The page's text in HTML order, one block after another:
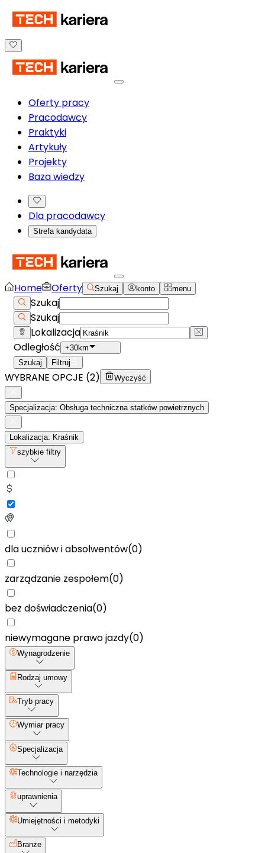
Oferty pracy
Pracodawcy
Praktyki
Artykuły
Projekty
Baza wiedzy
Dla pracodawcy
Strefa kandydata
Home Oferty Szukaj konto menu
Szukaj
Szukaj
Lokalizacja
Odległość +30km
Szukaj
Filtruj
WYBRANE OPCJE (2) Wyczyść
Specjalizacja: Obsługa techniczna statków powietrznych
Lokalizacja: Kraśnik
szybkie filtry
dla uczniów i absolwentów(0)
zarządzanie zespołem(0)
bez doświadczenia(0)
niewymagane prawo jazdy(0)
Wynagrodzenie
Rodzaj umowy
Tryb pracy
Wymiar pracy
Specjalizacja
Technologie i narzędzia
uprawnienia
Umiejętności i metodyki
Branże